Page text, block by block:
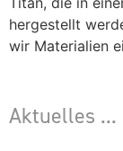
hergestellt
wir Materialien
Aktuelles ...